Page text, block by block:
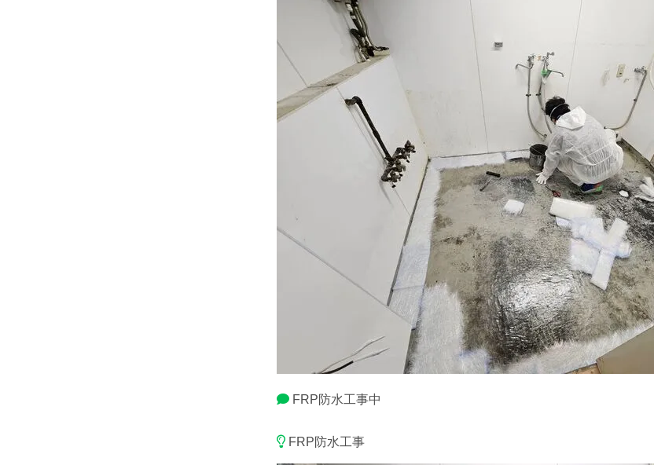
FRP防水工事中
FRP防水工事